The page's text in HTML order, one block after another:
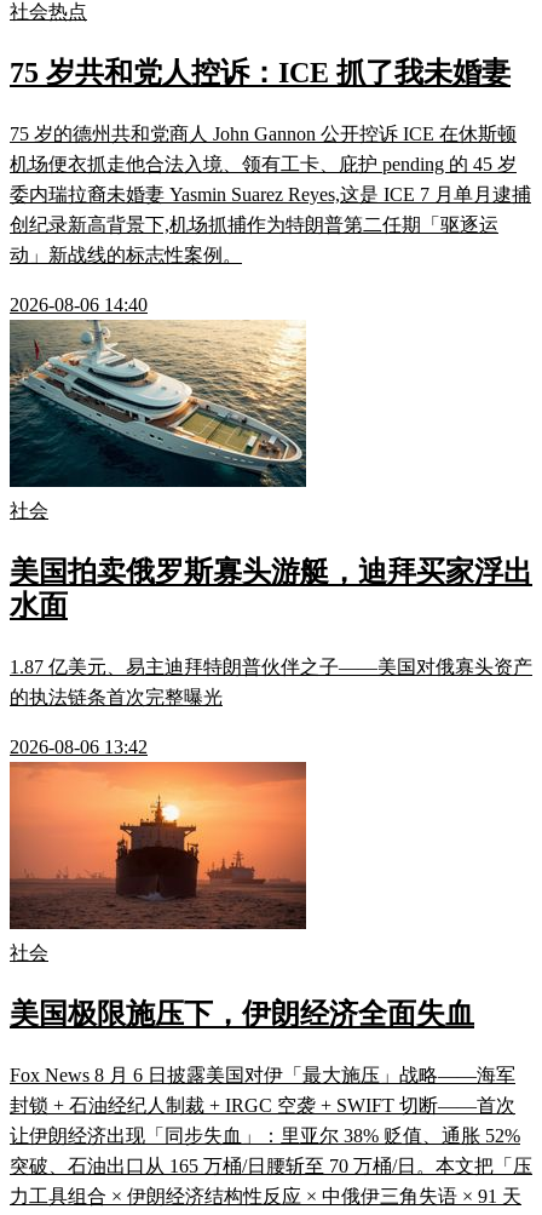
社会热点
75 岁共和党人控诉：ICE 抓了我未婚妻
75 岁的德州共和党商人 John Gannon 公开控诉 ICE 在休斯顿
机场便衣抓走他合法入境、领有工卡、庇护 pending 的 45 岁
委内瑞拉裔未婚妻 Yasmin Suarez Reyes,这是 ICE 7 月单月逮捕
创纪录新高背景下,机场抓捕作为特朗普第二任期「驱逐运
动」新战线的标志性案例。
2026-08-06 14:40
社会
美国拍卖俄罗斯寡头游艇，迪拜买家浮出
水面
1.87 亿美元、易主迪拜特朗普伙伴之子——美国对俄寡头资产
的执法链条首次完整曝光
2026-08-06 13:42
社会
美国极限施压下，伊朗经济全面失血
Fox News 8 月 6 日披露美国对伊「最大施压」战略——海军
封锁 + 石油经纪人制裁 + IRGC 空袭 + SWIFT 切断——首次
让伊朗经济出现「同步失血」：里亚尔 38% 贬值、通胀 52%
突破、石油出口从 165 万桶/日腰斩至 70 万桶/日。本文把「压
力工具组合 × 伊朗经济结构性反应 × 中俄伊三角失语 × 91 天